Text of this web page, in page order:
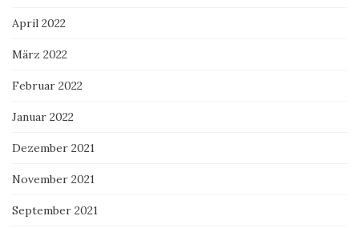
April 2022
März 2022
Februar 2022
Januar 2022
Dezember 2021
November 2021
September 2021